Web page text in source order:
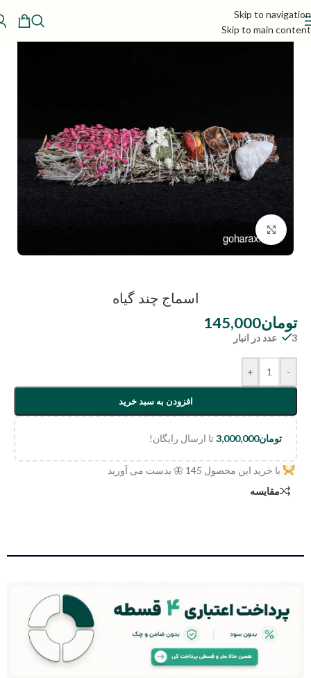
Skip to navigation
Skip to main content
بزرگنمایی تصویر
اسماج چند گیاه
تومان145,000
3 عدد در انبار
-
+
افزودن به سبد خرید
تومان3,000,000تا ارسال رایگان!
با خرید این محصول 145 🦋 بدست می آورید
مقایسه